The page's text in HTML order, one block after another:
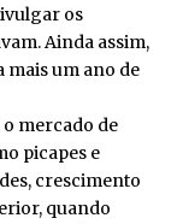
os
Ainda assim,
um ano de
mercado de
picapes e
crescimento
quando